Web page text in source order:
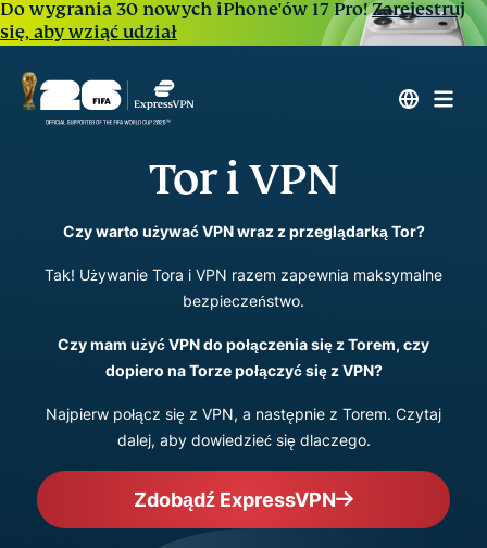
Do wygrania 30 nowych iPhone'ów 17 Pro!Zarejestruj
się, aby wziąć udział
Tor i VPN
Czy warto używać VPN wraz z przeglądarką Tor?
Tak! Używanie Tora i VPN razem zapewnia maksymalne
bezpieczeństwo.
Czy mam użyć VPN do połączenia się z Torem, czy
dopiero na Torze połączyć się z VPN?
Najpierw połącz się z VPN, a następnie z Torem. Czytaj
dalej, aby dowiedzieć się dlaczego.
Zdobądź ExpressVPN